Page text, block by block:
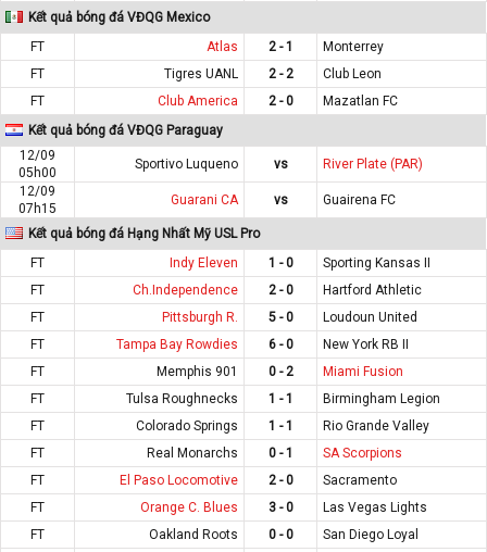
Kết quả bóng đá VĐQG Mexico
FT
Atlas 2 - 1
Monterrey
FT
Tigres UANL 2 - 2
Club Leon
FT
Club America 2 - 0
Mazatlan FC
Kết quả bóng đá VĐQG Paraguay
12/09
05h00
Sportivo Luqueno vs
River Plate (PAR)
12/09
07h15
Guarani CA vs Guairena FC
Kết quả bóng đá Hạng Nhất Mỹ USL Pro
FT
Indy Eleven 1 - 0
Sporting Kansas II
FT
Ch.Independence 2 - 0
Hartford Athletic
FT
Pittsburgh R. 5 - 0
Loudoun United
FT
Tampa Bay Rowdies 6 - 0
New York RB II
FT
Memphis 901 0 - 2
Miami Fusion
FT
Tulsa Roughnecks 1 - 1
Birmingham Legion
FT
Colorado Springs 1 - 1
Rio Grande Valley
FT
Real Monarchs 0 - 1
SA Scorpions
FT
El Paso Locomotive 2 - 0
Sacramento
FT
Orange C. Blues 3 - 0
Las Vegas Lights
FT
Oakland Roots 0 - 0
San Diego Loyal